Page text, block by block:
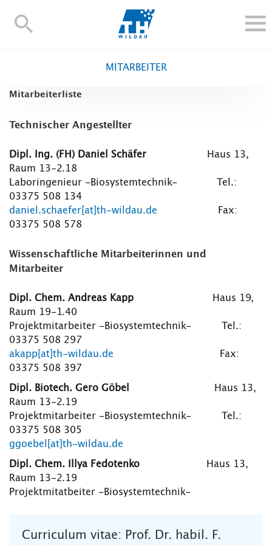
TH-
FORSCHUNG UND TRANSFER
ALUMNI
INTERNATIONAL
BESCHÄFTIGTE
Blogs Kontakt und Anfahrt
TH Online-Portal
MITARBEITER
Mitarbeiterliste
Technischer Angestellter
Dipl. Ing. (FH) Daniel Schäfer
Haus 13,
Raum 13-2.18
Laboringenieur -Biosystemtechnik- Tel.:
03375 508 134
daniel.schaefer[at]th-wildau.de
Fax:
03375 508 578
Wissenschaftliche Mitarbeiterinnen und
Mitarbeiter
Dipl. Chem. Andreas Kapp
Haus 19,
Raum 19-1.40
Projektmitarbeiter -Biosystemtechnik- Tel.:
03375 508 297
akapp[at]th-wildau.de
Fax:
03375 508 397
Dipl. Biotech. Gero Göbel
Haus 13,
Raum 13-2.19
Projektmitarbeiter -Biosystemtechnik- Tel.:
03375 508 305
ggoebel[at]th-wildau.de
Dipl. Chem. Illya Fedotenko
Haus 13,
Raum 13-2.19
Projektmitatbeiter -Biosystemtechnik-
Curriculum vitae: Prof. Dr. habil. F.